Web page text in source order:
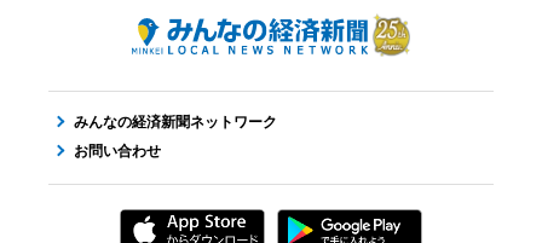
みんなの経済新聞ネットワーク
お問い合わせ